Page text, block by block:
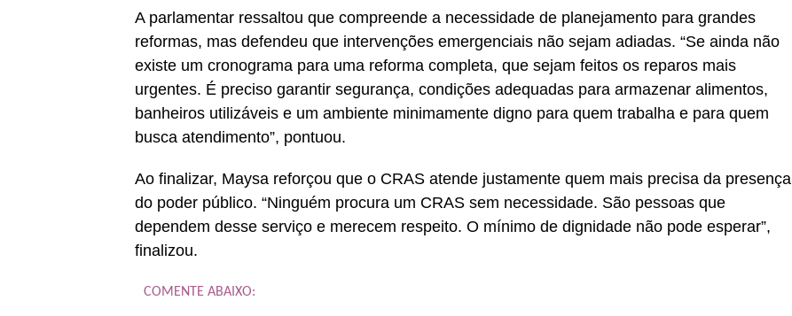
A parlamentar ressaltou que compreende a necessidade de planejamento para grandes
reformas, mas defendeu que intervenções emergenciais não sejam adiadas. “Se ainda não
existe um cronograma para uma reforma completa, que sejam feitos os reparos mais
urgentes. É preciso garantir segurança, condições adequadas para armazenar alimentos,
banheiros utilizáveis e um ambiente minimamente digno para quem trabalha e para quem
busca atendimento”, pontuou.
Ao finalizar, Maysa reforçou que o CRAS atende justamente quem mais precisa da presença
do poder público. “Ninguém procura um CRAS sem necessidade. São pessoas que
dependem desse serviço e merecem respeito. O mínimo de dignidade não pode esperar”,
finalizou.
COMENTE ABAIXO: